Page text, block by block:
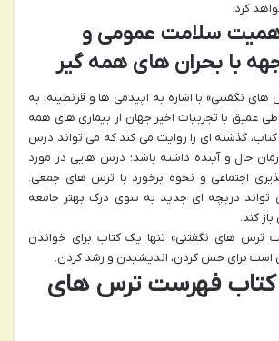
کرد.
اهمیت سلامت عمومی و
با بحران های همه گیر
نگفتنی» با اشاره به اپیدمی ها و قرنطینه، به
عمیق با تجربیات اخیر جهان از بیماری های همه
کتاب، گذشته ای را روایت می کند که می تواند درس
حال و آینده داشته باشد؛ درس هایی در مورد
اجتماعی و نحوه برخورد با ترس های جمعی.
تواند دریچه ای جدید به سوی درک بهتر جامعه
کند.
ترس های نگفتنی» تنها یک کتاب برای خواندن
است برای حس کردن، اندیشیدن و رشد کردن.
فهرست ترس های